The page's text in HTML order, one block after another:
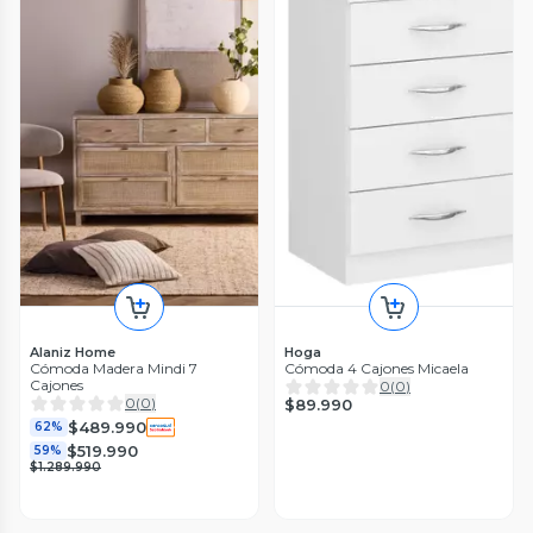
Alaniz Home
Cómoda Madera Mindi 7
Cajones
0(0)
62% $489.990
59% $519.990
$1.289.990
Hoga
Cómoda 4 Cajones Micaela
0(0)
$89.990